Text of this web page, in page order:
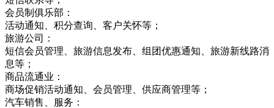
会员制俱乐部：
活动通知、积分查询、客户关怀等；
旅游公司：
短信会员管理、旅游信息发布、组团优惠通知、旅游新线路消
息等；
商品流通业：
商场促销活动通知、会员管理、供应商管理等；
汽车销售、服务：